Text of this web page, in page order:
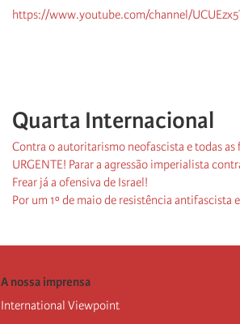
https://www.youtube.com/channel/
Quarta Internacional
Contra o autoritarismo neofascista e todas
URGENTE! Parar a agressão imperialista
Frear já a ofensiva de Israel!
Por um 1º de maio de resistência antifascista
A nossa imprensa
International Viewpoint